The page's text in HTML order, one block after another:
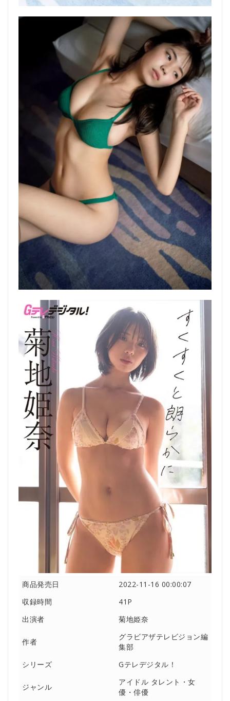
商品発売日
2022-11-16 00:00:07
収録時間
41P
出演者
菊地姫奈
作者
グラビアザテレビジョン編
集部
シリーズ
Gテレデジタル！
ジャンル
アイドル タレント・女
優・俳優